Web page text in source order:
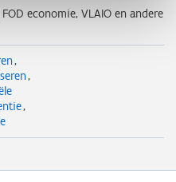
economie, VLAIO en andere